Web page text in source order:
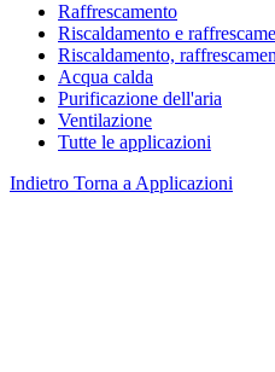
Raffrescamento
Riscaldamento e
Riscaldamento,
Acqua calda
Purificazione dell'aria
Ventilazione
Tutte le applicazioni
Indietro Torna a Applicazioni